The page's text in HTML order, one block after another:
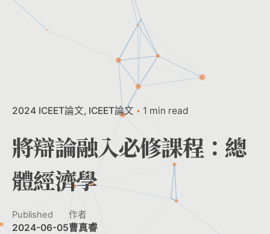
2024 ICEET論文 ICEET論文 1 min read
將辯論融入必修課程：總
體經濟學
Published
2024-06-05
作者
曹真睿